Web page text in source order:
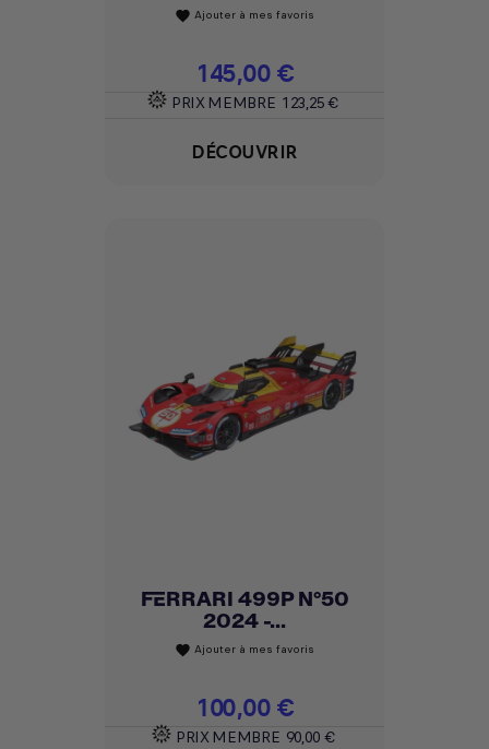
favorite Ajouter à mes favoris
Prix
145,00 €
PRIX MEMBRE 123,25 €
DÉCOUVRIR
FERRARI 499P N°50
2024 -...
favorite Ajouter à mes favoris
Prix
100,00 €
PRIX MEMBRE 90,00 €